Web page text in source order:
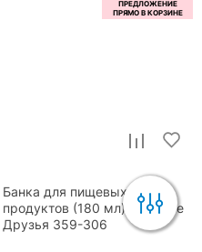
Банка для пищевых
продуктов (180 мл) Веселые
Друзья 359-306